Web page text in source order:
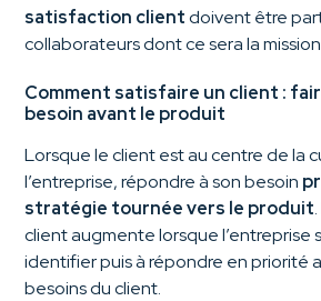
satisfaction clientdoivent être
collaborateurs dont ce sera la
Comment satisfaire un client :
besoin avant le produit
Lorsque le client est au centre de la
l’entreprise, répondre à son besoin
stratégie tournée vers le produit
client augmente lorsque l’entreprise
identifier puis à répondre en priorité
besoins du client.